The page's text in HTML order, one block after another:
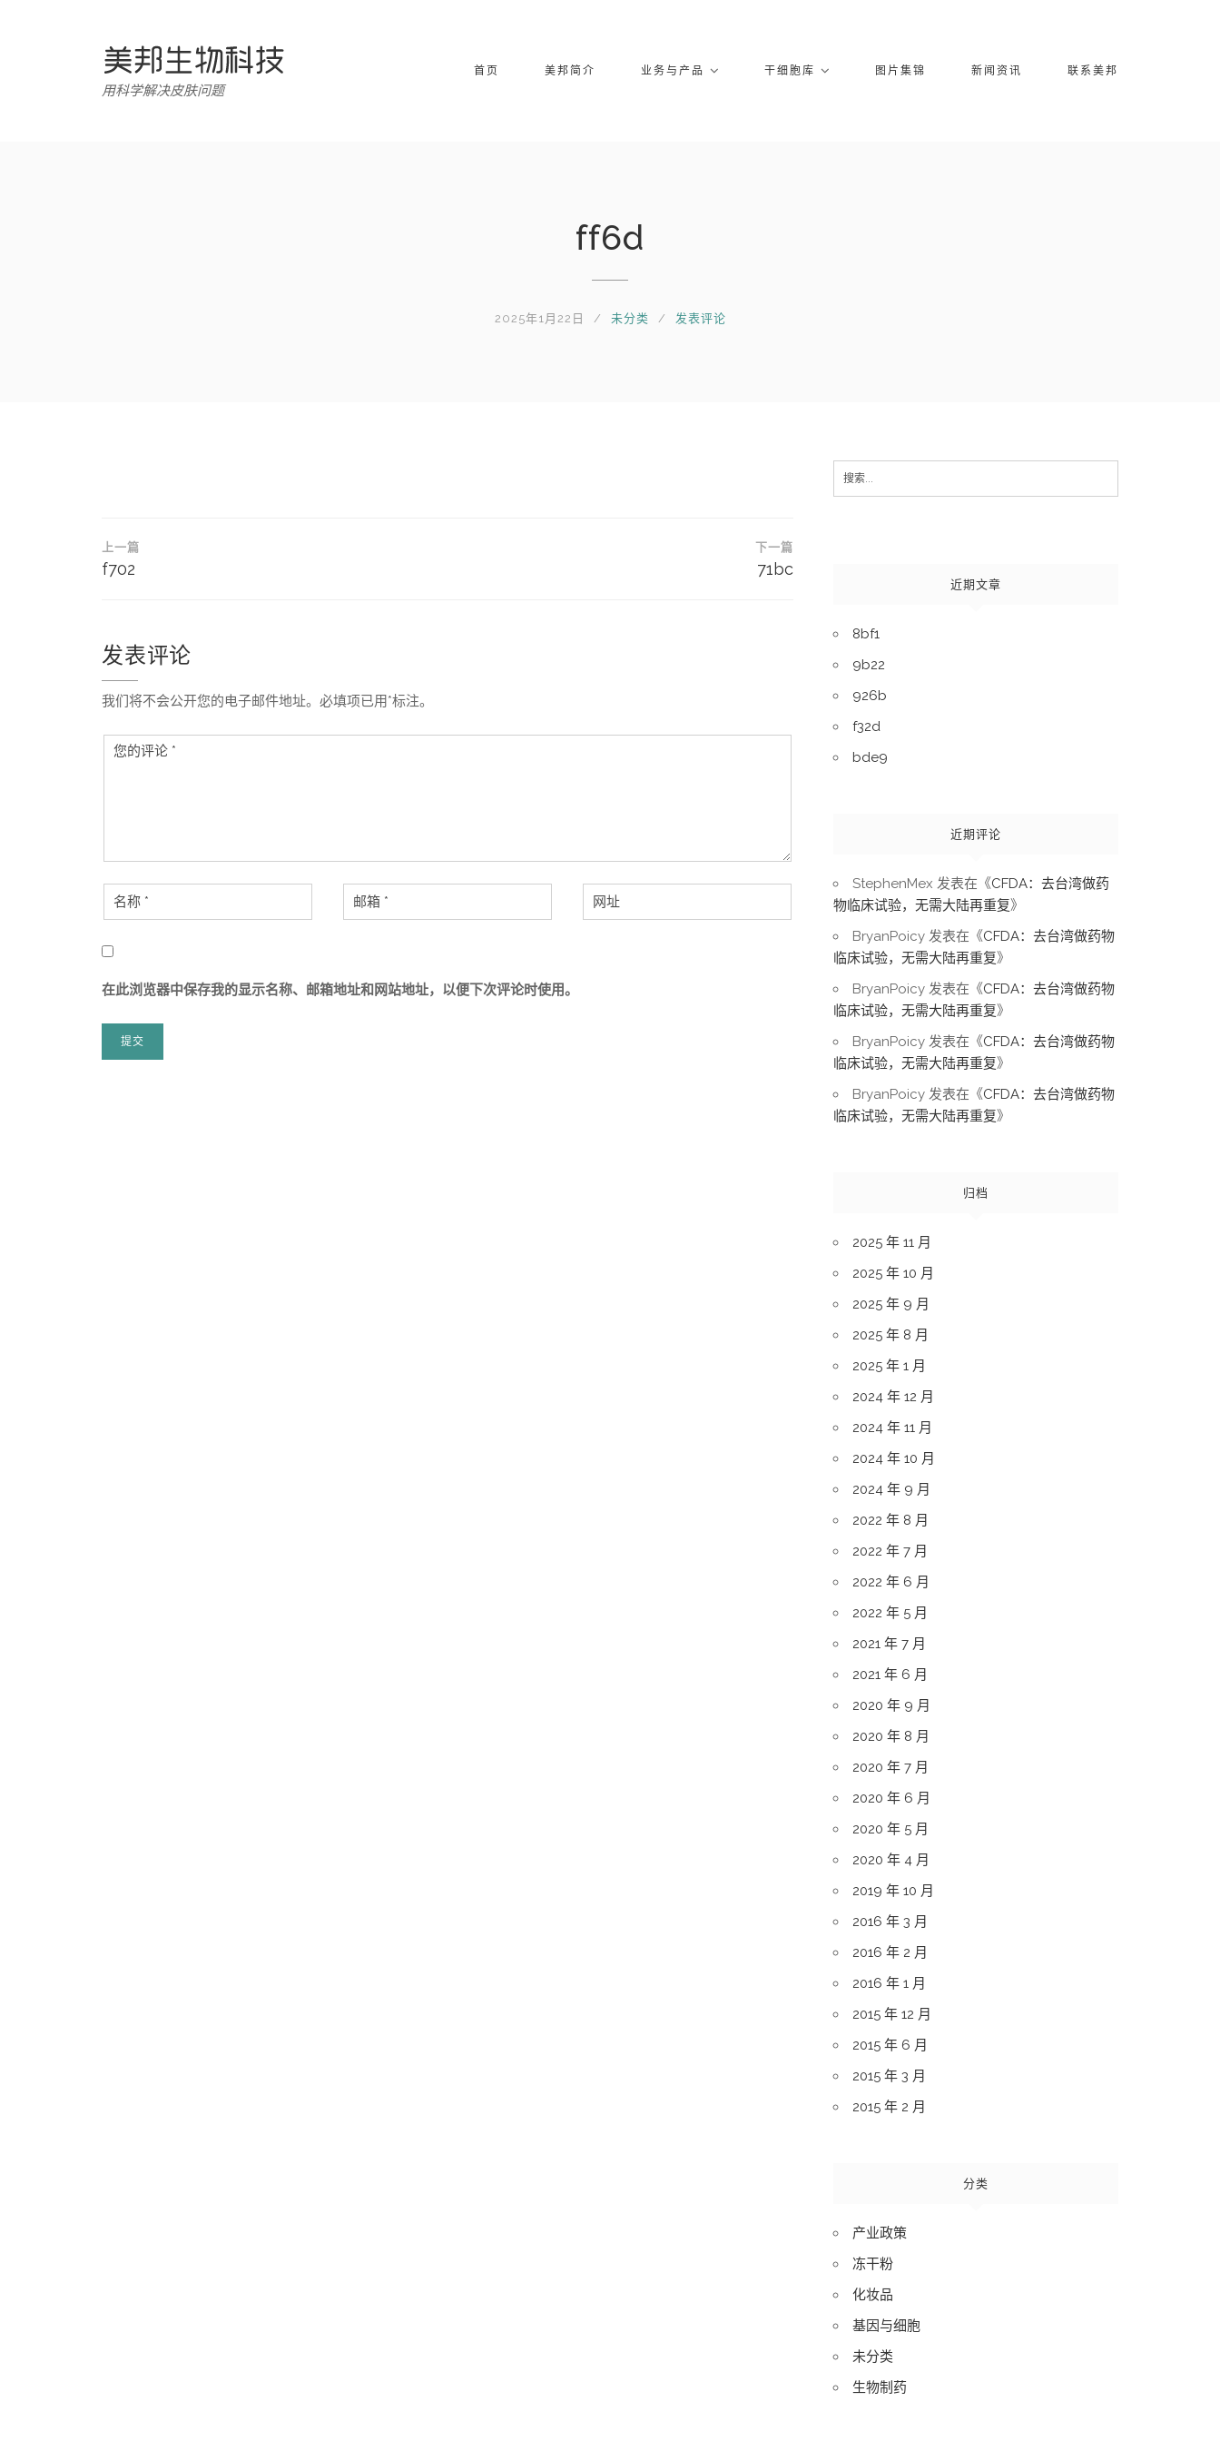
用科学解决皮肤问题
首页 美邦简介 业务与产品 干细胞库 图片集锦 新闻资讯 联系美邦
ff6d
2025年1月22日 未分类 发表评论
文
章
航
上一篇
f702
下一篇
71bc
发表评论
我们将不会公开您的电子邮件地址。必填项已用*标注。
在此浏览器中保存我的显示名称、邮箱地址和网站地址，以便下次评论时使用。
Search
for:
近期文章
8bf1
9b22
926b
f32d
bde9
近期评论
StephenMex 发表在《CFDA：去台湾做药
物临床试验，无需大陆再重复》
BryanPoicy 发表在《CFDA：去台湾做药物
临床试验，无需大陆再重复》
BryanPoicy 发表在《CFDA：去台湾做药物
临床试验，无需大陆再重复》
BryanPoicy 发表在《CFDA：去台湾做药物
临床试验，无需大陆再重复》
BryanPoicy 发表在《CFDA：去台湾做药物
临床试验，无需大陆再重复》
归档
2025 年 11 月
2025 年 10 月
2025 年 9 月
2025 年 8 月
2025 年 1 月
2024 年 12 月
2024 年 11 月
2024 年 10 月
2024 年 9 月
2022 年 8 月
2022 年 7 月
2022 年 6 月
2022 年 5 月
2021 年 7 月
2021 年 6 月
2020 年 9 月
2020 年 8 月
2020 年 7 月
2020 年 6 月
2020 年 5 月
2020 年 4 月
2019 年 10 月
2016 年 3 月
2016 年 2 月
2016 年 1 月
2015 年 12 月
2015 年 6 月
2015 年 3 月
2015 年 2 月
分类
产业政策
冻干粉
化妆品
基因与细胞
未分类
生物制药